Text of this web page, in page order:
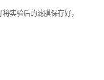
实验后的滤膜保存好，